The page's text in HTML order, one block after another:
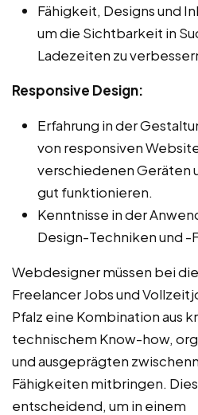
Fähigkeit, Designs und
um die Sichtbarkeit in
Ladezeiten zu
Responsive Design:
Erfahrung in der
von responsiven
verschiedenen Geräten
gut funktionieren.
Kenntnisse in der
Design-Techniken und -
Webdesigner müssen bei
Freelancer Jobs und
Pfalz eine Kombination aus
technischem Know-how,
und ausgeprägten
Fähigkeiten mitbringen.
entscheidend, um in einem